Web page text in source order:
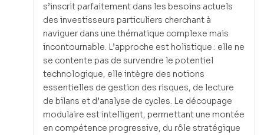
s’inscrit parfaitement dans les besoins actuels
des investisseurs particuliers cherchant à
naviguer dans une thématique complexe mais
incontournable. L’approche est holistique : elle ne
se contente pas de survendre le potentiel
technologique, elle intègre des notions
essentielles de gestion des risques, de lecture
de bilans et d’analyse de cycles. Le découpage
modulaire est intelligent, permettant une montée
en compétence progressive, du rôle stratégique